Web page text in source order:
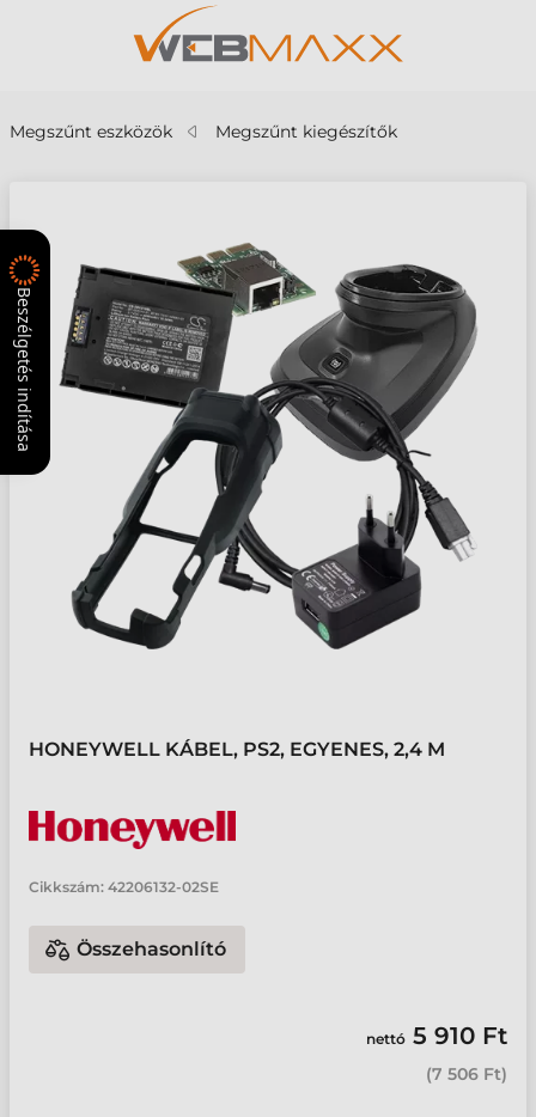
Megszűnt eszközök Megszűnt kiegészítők
HONEYWELL KÁBEL, PS2, EGYENES, 2,4 M
Cikkszám: 42206132-02SE
Összehasonlító
nettó 5 910 Ft
(7 506 Ft)
Beszélgetés indítása